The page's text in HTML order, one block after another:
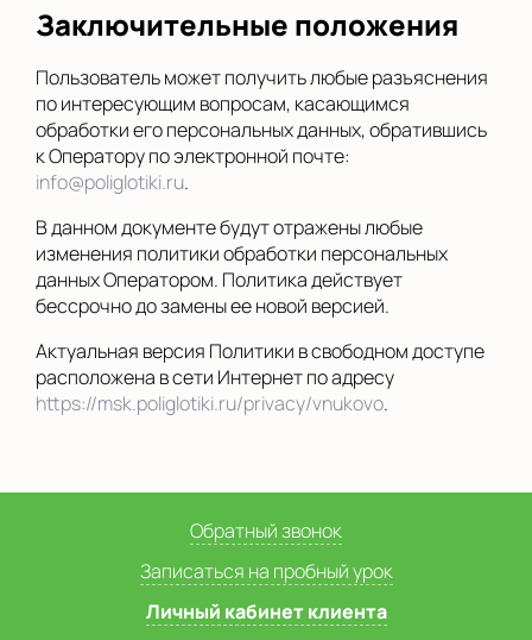
Заключительные положения
Пользователь может получить любые разъяснения
по интересующим вопросам, касающимся
обработки его персональных данных, обратившись
к Оператору по электронной почте:
info@poliglotiki.ru.
В данном документе будут отражены любые
изменения политики обработки персональных
данных Оператором. Политика действует
бессрочно до замены ее новой версией.
Актуальная версия Политики в свободном доступе
расположена в сети Интернет по адресу
https://msk.poliglotiki.ru/privacy/vnukovo.
Обратный звонок
Записаться на пробный урок
Личный кабинет клиента